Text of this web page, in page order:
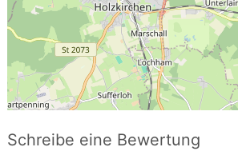
Schreibe eine Bewertung